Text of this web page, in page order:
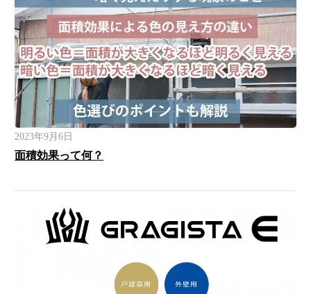
2023年9月6日
面積効果って何？